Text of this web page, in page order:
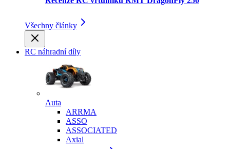
Všechny články
RC náhradní díly
Auta
ARRMA
ASSO
ASSOCIATED
Axial